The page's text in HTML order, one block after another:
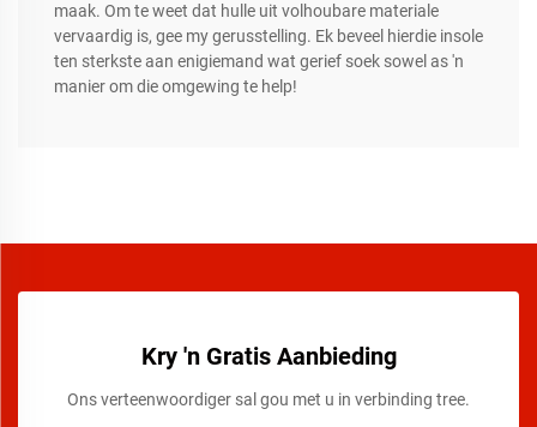
maak. Om te weet dat hulle uit volhoubare materiale
vervaardig is, gee my gerusstelling. Ek beveel hierdie insole
ten sterkste aan enigiemand wat gerief soek sowel as 'n
manier om die omgewing te help!
Kry 'n Gratis Aanbieding
Ons verteenwoordiger sal gou met u in verbinding tree.